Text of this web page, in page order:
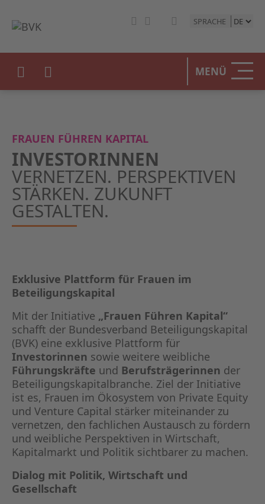
SPRACHE
MENÜ
FRAUEN FÜHREN KAPITAL
INVESTORINNEN
VERNETZEN. PERSPEKTIVEN
STÄRKEN. ZUKUNFT
GESTALTEN.
Exklusive Plattform für Frauen im
Beteiligungskapital
Mit der Initiative „Frauen Führen Kapital“
schafft der Bundesverband Beteiligungskapital
(BVK) eine exklusive Plattform für
Investorinnen sowie weitere weibliche
Führungskräfte und Berufsträgerinnen der
Beteiligungskapitalbranche. Ziel der Initiative
ist es, Frauen im Ökosystem von Private Equity
und Venture Capital stärker miteinander zu
vernetzen, den fachlichen Austausch zu fördern
und weibliche Perspektiven in Wirtschaft,
Kapitalmarkt und Politik sichtbarer zu machen.
Dialog mit Politik, Wirtschaft und
Gesellschaft